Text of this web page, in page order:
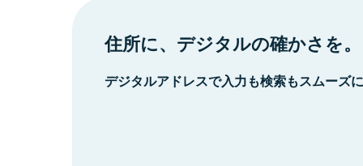
住所に、デジタルの確かさを。
デジタルアドレスで入力も検索もスムーズ